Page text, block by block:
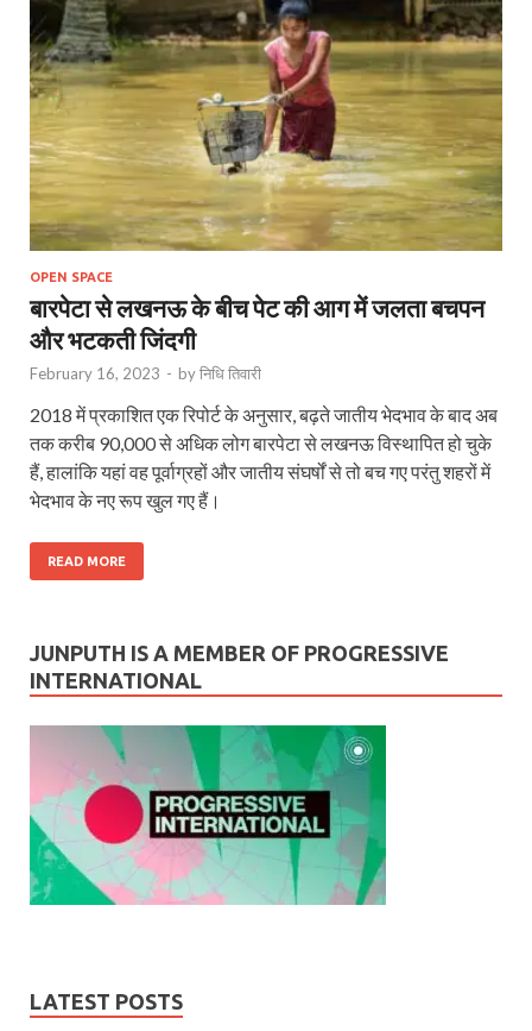
OPEN SPACE
बारपेटा से लखनऊ के बीच पेट की आग में जलता बचपन
और भटकती जिंदगी
February 16, 2023 - byनिधि तिवारी
2018 में प्रकाशित एक रिपोर्ट के अनुसार, बढ़ते जातीय भेदभाव के बाद अब
तक करीब 90,000 से अधिक लोग बारपेटा से लखनऊ विस्थापित हो चुके
हैं, हालांकि यहां वह पूर्वाग्रहों और जातीय संघर्षों से तो बच गए परंतु शहरों में
भेदभाव के नए रूप खुल गए हैं।
READ MORE
JUNPUTH IS A MEMBER OF PROGRESSIVE
INTERNATIONAL
LATEST POSTS